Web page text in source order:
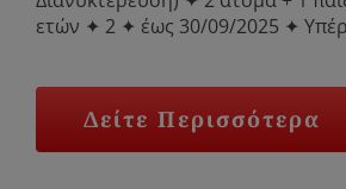
ετών ✦ 2 ✦ έως 30/09/2025 ✦
Δείτε Περισσότερα